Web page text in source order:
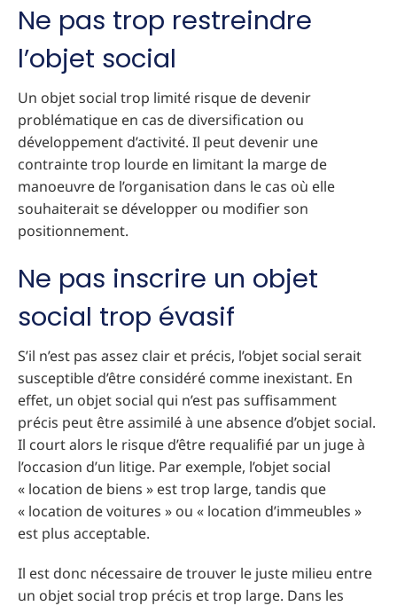
Ne pas trop restreindre
l’objet social
Un objet social trop limité risque de devenir
problématique en cas de diversification ou
développement d’activité. Il peut devenir une
contrainte trop lourde en limitant la marge de
manoeuvre de l’organisation dans le cas où elle
souhaiterait se développer ou modifier son
positionnement.
Ne pas inscrire un objet
social trop évasif
S’il n’est pas assez clair et précis, l’objet social serait
susceptible d’être considéré comme inexistant. En
effet, un objet social qui n’est pas suffisamment
précis peut être assimilé à une absence d’objet social.
Il court alors le risque d’être requalifié par un juge à
l’occasion d’un litige. Par exemple, l’objet social
« location de biens » est trop large, tandis que
« location de voitures » ou « location d’immeubles »
est plus acceptable.
Il est donc nécessaire de trouver le juste milieu entre
un objet social trop précis et trop large. Dans les